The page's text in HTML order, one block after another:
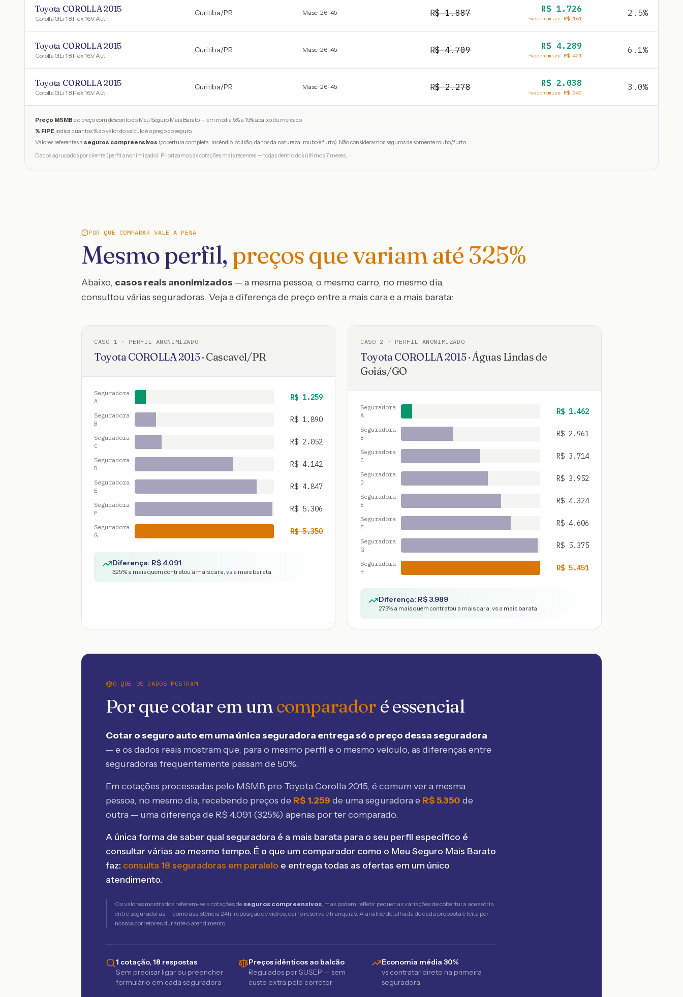
Toyota COROLLA 2015
Corolla GLi 1.8 Flex 16V Aut.
Curitiba/PR Masc · 26-45 R$1.887 R$ 1.726
economize R$ 161
2.5%
Toyota COROLLA 2015
Corolla GLi 1.8 Flex 16V Aut.
Curitiba/PR Masc · 26-45 R$4.709 R$ 4.289
economize R$ 421
6.1%
Toyota COROLLA 2015
Corolla GLi 1.8 Flex 16V Aut.
Curitiba/PR Masc · 26-45 R$2.278 R$ 2.038
economize R$ 240
3.0%
Preço MSMB é o preço com desconto do Meu Seguro Mais Barato — em média 5% a 15% abaixo do mercado.
% FIPE indica quantos % do valor do veículo é o preço do seguro.
Valores referentes a seguros compreensivos (cobertura completa: incêndio, colisão, danos da natureza, roubo e furto). Não consideramos seguros de somente roubo/furto.
Dados agrupados por cliente (perfil anonimizado). Priorizamos as cotações mais recentes — todas dentro dos últimos 7 meses.
POR QUE COMPARAR VALE A PENA
Mesmo perfil, preços que variam até 325%
Abaixo, casos reais anonimizados — a mesma pessoa, o mesmo carro, no mesmo dia,
consultou várias seguradoras. Veja a diferença de preço entre a mais cara e a mais barata:
CASO 1 · PERFIL ANONIMIZADO
ToyotaCOROLLA2015· Cascavel/PR
Seguradora
A
R$ 1.259
Seguradora
B
R$ 1.890
Seguradora
C
R$ 2.052
Seguradora
D
R$ 4.142
Seguradora
E
R$ 4.847
Seguradora
F
R$ 5.306
Seguradora
G
R$5.350
Diferença: R$ 4.091
325% a mais quem contratou a mais cara, vs a mais barata
CASO 2 · PERFIL ANONIMIZADO
ToyotaCOROLLA2015·Águas Lindas de
Goiás/GO
Seguradora
A
R$ 1.462
Seguradora
B
R$ 2.961
Seguradora
C
R$ 3.714
Seguradora
D
R$ 3.952
Seguradora
E
R$ 4.324
Seguradora
F
R$ 4.606
Seguradora
G
R$ 5.375
Seguradora
H
R$5.451
Diferença: R$3.989
273% a mais quem contratou a mais cara, vs a mais barata
O QUE OS DADOS MOSTRAM
Por que cotar em umcomparador é essencial
Cotar o seguro auto em uma única seguradora entrega só o preço dessa seguradora
— e os dados reais mostram que, para o mesmo perfil e o mesmo veículo, as diferenças entre
seguradoras frequentemente passam de 50%.
Em cotações processadas pelo MSMB pro Toyota Corolla 2015, é comum ver a mesma
pessoa, no mesmo dia, recebendo preços de R$ 1.259 de uma seguradora e R$5.350 de
outra — uma diferença de R$ 4.091 (325%) apenas por ter comparado.
A única forma de saber qual seguradora é a mais barata para o seu perfil específico é
consultar várias ao mesmo tempo. É o que um comparador como o Meu Seguro Mais Barato
faz: consulta 18 seguradoras em paralelo e entrega todas as ofertas em um único
atendimento.
Os valores mostrados referem-se a cotações de seguros compreensivos, mas podem refletir pequenas variações de cobertura acessória
entre seguradoras — como assistência 24h, reposição de vidros, carro reserva e franquias. A análise detalhada de cada proposta é feita por
nossos corretores durante o atendimento.
1 cotação, 18 respostas
Sem precisar ligar ou preencher
formulário em cada seguradora
Preços idênticos ao balcão
Regulados por SUSEP — sem
custo extra pelo corretor
Economia média 30%
vs contratar direto na primeira
seguradora